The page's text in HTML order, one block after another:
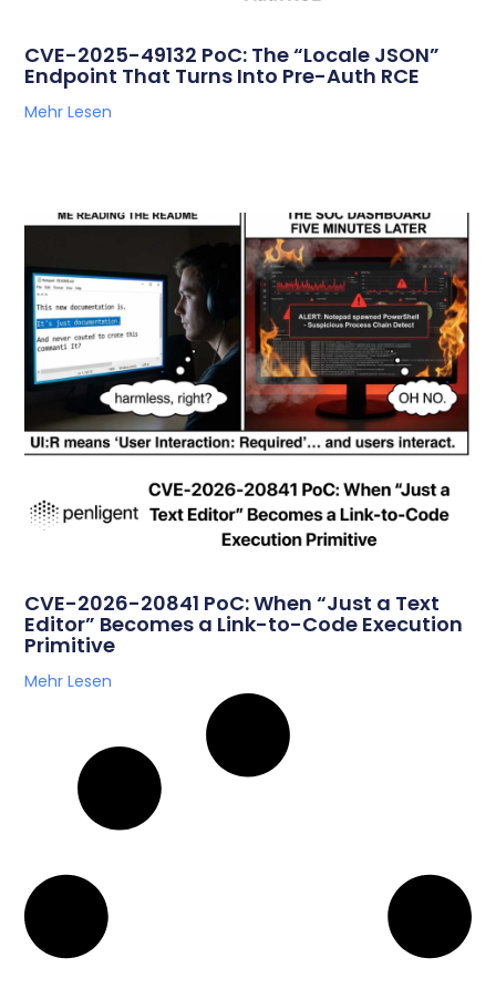
CVE-2025-49132 PoC: The “Locale JSON”
Endpoint That Turns Into Pre-Auth RCE
Mehr Lesen
CVE-2026-20841 PoC: When “Just a Text
Editor” Becomes a Link-to-Code Execution
Primitive
Mehr Lesen